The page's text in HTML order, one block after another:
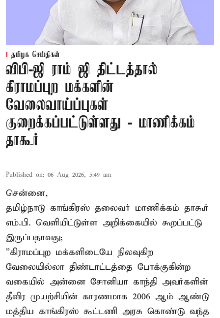
தமிழக செய்திகள்
விபி-ஜி ராம் ஜி திட்டத்தால்
கிராமப்புற மக்களின்
வேலைவாய்ப்புகள்
குறைக்கப்பட்டுள்ளது - மாணிக்கம்
தாகூர்
Published on: 06 Aug 2026, 5:49 am
சென்னை,
தமிழ்நாடு காங்கிரஸ் தலைவர் மாணிக்கம் தாகூர்
எம்.பி. வெளியிட்டுள்ள அறிக்கையில் கூறப்பட்டு
இருப்பதாவது;
”கிராமப்புற மக்களிடையே நிலவுகிற
வேலையில்லா திண்டாட்டத்தை போக்குகின்ற
வகையில் அன்னை சோனியா காந்தி அவர்களின்
தீவிர முயற்சியின் காரணமாக 2006 ஆம் ஆண்டு
மத்திய காங்கிரஸ் கூட்டணி அரசு கொண்டு வந்த